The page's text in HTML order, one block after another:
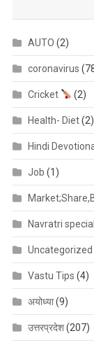
AUTO (2)
coronavirus
Cricket (2)
Health- Diet(2)
Hindi
Job (1)
Navratri special
Uncategorized
Vastu Tips (4)
अयोध्या(9)
उत्तरप्रदेश(207)